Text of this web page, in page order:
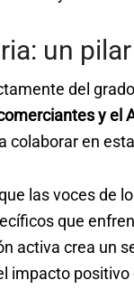
un
del
y
colaborar en
las voces de
que
activa crea un
impacto